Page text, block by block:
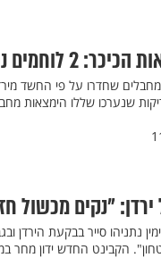
נפצעו, המחבלים נוטרלו
שנערכו שללו הימצאות
ירדן: "נקים
נתניהו סייר בבקעת הירדן
הקבינט החדש ידון מחר